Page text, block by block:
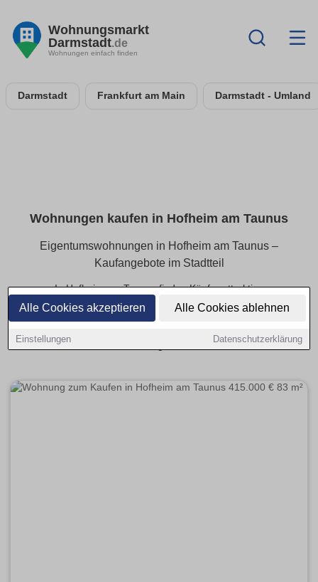
Alle Cookies akzeptieren Alle Cookies ablehnen
Einstellungen Datenschutzerklärung
Wohnungsmarkt
Darmstadt.de
Wohnungen einfach finden
Darmstadt Frankfurt am Main Darmstadt - Umland
Wohnungen kaufen in Hofheim am Taunus
Eigentumswohnungen in Hofheim am Taunus –
Kaufangebote im Stadtteil
In Hofheim am Taunus finden Käufer attraktive
Eigentumswohnungen in beliebten Wohnlagen. Ob kleines
Apartment oder großzügige Eigentumswohnung – hier sind